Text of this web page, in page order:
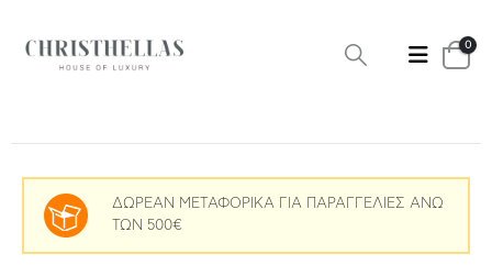
0
ΔΩΡΕΑΝ ΜΕΤΑΦΟΡΙΚΑ ΓΙΑ ΠΑΡΑΓΓΕΛΙΕΣ ΑΝΩ
ΤΩΝ 500€